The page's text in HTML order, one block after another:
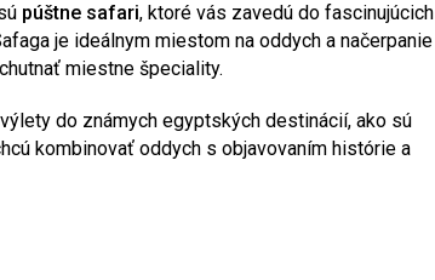
púštne safari, ktoré vás zavedú do fascinujúcich
je ideálnym miestom na oddych a načerpanie
miestne špeciality.
do známych egyptských destinácií, ako sú
kombinovať oddych s objavovaním histórie a